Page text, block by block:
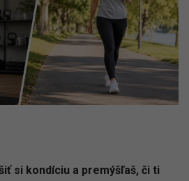
si kondíciu a premýšľaš, či ti